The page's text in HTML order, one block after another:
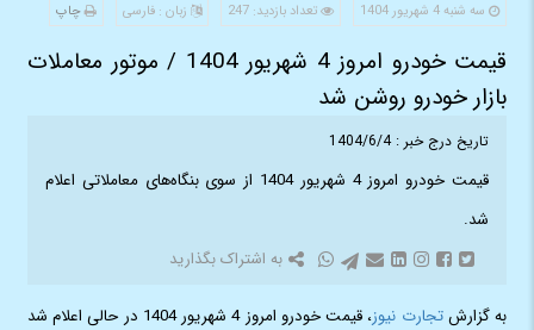
سه شنبه 4 شهریور 1404 تعداد بازدید: 247 زبان : فارسی چاپ
قیمت خودرو امروز 4 شهریور 1404 / موتور معاملات
بازار خودرو روشن شد
تاریخ درج خبر : 1404/6/4
قیمت خودرو امروز 4 شهریور 1404 از سوی بنگاه‌های معاملاتی اعلام
شد.
به اشتراک بگذارید
به گزارشتجارت نیوز
، قیمت خودرو امروز 4 شهریور 1404 در حالی اعلام شد